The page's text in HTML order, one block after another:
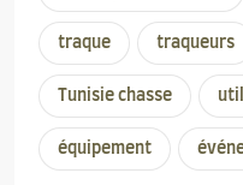
traque traqueurs
Tunisie chasse
équipement